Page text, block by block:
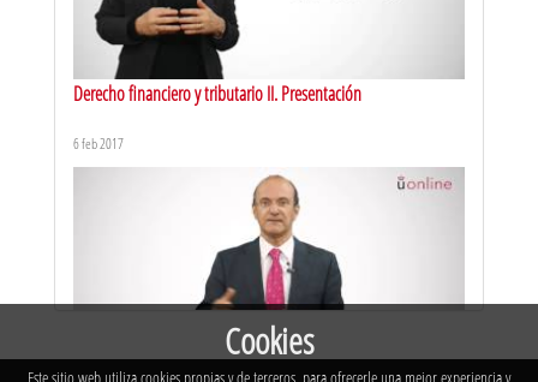
CURSO ACTIVIDAD COMERCIAL. Parte II.1. ¿Qué tiene que ver la
Propiedad Horizontal con mi negocio?
Derecho financiero y tributario II. Presentación
6 feb 2017
Cookies